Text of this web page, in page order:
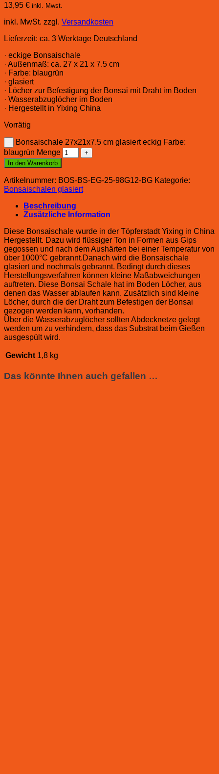
13,95 € inkl. Mwst.
inkl. MwSt. zzgl. Versandkosten
Lieferzeit: ca. 3 Werktage Deutschland
· eckige Bonsaischale
· Außenmaß: ca. 27 x 21 x 7.5 cm
· Farbe: blaugrün
· glasiert
· Löcher zur Befestigung der Bonsai mit Draht im Boden
· Wasserabzuglöcher im Boden
· Hergestellt in Yixing China
Vorrätig
Bonsaischale 27x21x7.5 cm glasiert eckig Farbe:
blaugrün Menge
In den Warenkorb
Artikelnummer: BOS-BS-EG-25-98G12-BG Kategorie:
Bonsaischalen glasiert
Beschreibung
Zusätzliche Information
Diese Bonsaischale wurde in der Töpferstadt Yixing in China
Hergestellt. Dazu wird flüssiger Ton in Formen aus Gips
gegossen und nach dem Aushärten bei einer Temperatur von
über 1000°C gebrannt.Danach wird die Bonsaischale
glasiert und nochmals gebrannt. Bedingt durch dieses
Herstellungsverfahren können kleine Maßabweichungen
auftreten. Diese Bonsai Schale hat im Boden Löcher, aus
denen das Wasser ablaufen kann. Zusätzlich sind kleine
Löcher, durch die der Draht zum Befestigen der Bonsai
gezogen werden kann, vorhanden.
Über die Wasserabzuglöcher sollten Abdecknetze gelegt
werden um zu verhindern, dass das Substrat beim Gießen
ausgespült wird.
Gewicht 1,8 kg
Das könnte Ihnen auch gefallen …